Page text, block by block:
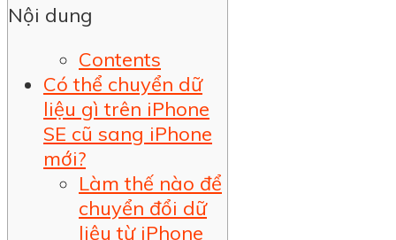
Nội dung
Contents
Có thể chuyển dữ
liệu gì trên iPhone
SE cũ sang iPhone
mới?
Làm thế nào để
chuyển đổi dữ
liệu từ iPhone